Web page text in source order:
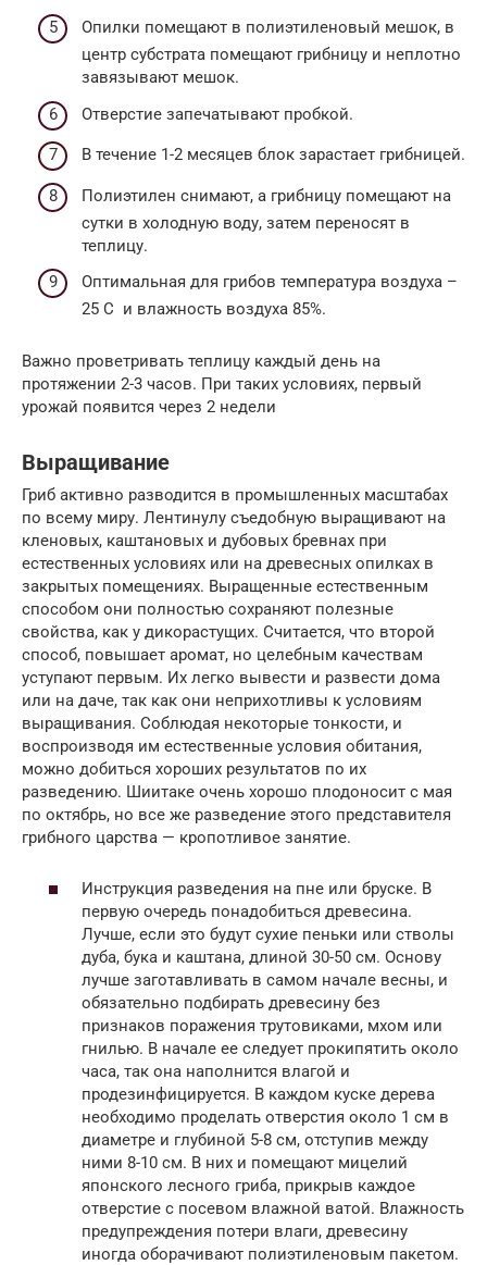
Опилки помещают в полиэтиленовый мешок, в
центр субстрата помещают грибницу и неплотно
завязывают мешок.
Отверстие запечатывают пробкой.
В течение 1-2 месяцев блок зарастает грибницей.
Полиэтилен снимают, а грибницу помещают на
сутки в холодную воду, затем переносят в
теплицу.
Оптимальная для грибов температура воздуха –
25 С и влажность воздуха 85%.
Важно проветривать теплицу каждый день на
протяжении 2-3 часов. При таких условиях, первый
урожай появится через 2 недели
Выращивание
Гриб активно разводится в промышленных масштабах
по всему миру. Лентинулу съедобную выращивают на
кленовых, каштановых и дубовых бревнах при
естественных условиях или на древесных опилках в
закрытых помещениях. Выращенные естественным
способом они полностью сохраняют полезные
свойства, как у дикорастущих. Считается, что второй
способ, повышает аромат, но целебным качествам
уступают первым. Их легко вывести и развести дома
или на даче, так как они неприхотливы к условиям
выращивания. Соблюдая некоторые тонкости, и
воспроизводя им естественные условия обитания,
можно добиться хороших результатов по их
разведению. Шиитаке очень хорошо плодоносит с мая
по октябрь, но все же разведение этого представителя
грибного царства — кропотливое занятие.
Инструкция разведения на пне или бруске. В
первую очередь понадобиться древесина.
Лучше, если это будут сухие пеньки или стволы
дуба, бука и каштана, длиной 30-50 см. Основу
лучше заготавливать в самом начале весны, и
обязательно подбирать древесину без
признаков поражения трутовиками, мхом или
гнилью. В начале ее следует прокипятить около
часа, так она наполнится влагой и
продезинфицируется. В каждом куске дерева
необходимо проделать отверстия около 1 см в
диаметре и глубиной 5-8 см, отступив между
ними 8-10 см. В них и помещают мицелий
японского лесного гриба, прикрыв каждое
отверстие с посевом влажной ватой. Влажность
предупреждения потери влаги, древесину
иногда оборачивают полиэтиленовым пакетом.